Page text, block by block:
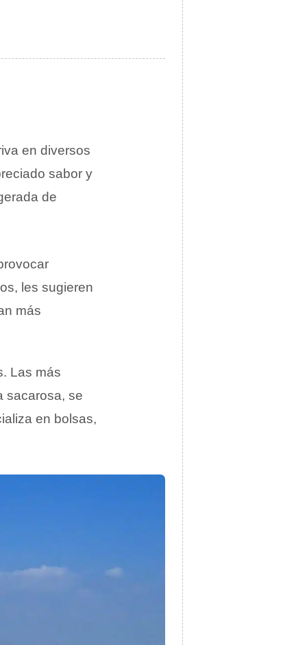
en diversos
sabor y
de
les sugieren
más
Las más
sacarosa, se
en bolsas,